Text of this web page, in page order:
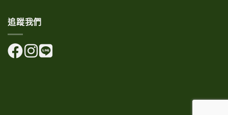
追蹤我們